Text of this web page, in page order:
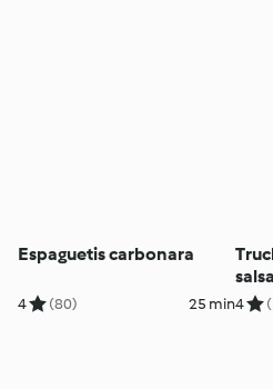
Espaguetis carbonara
4 (80) 25 min4